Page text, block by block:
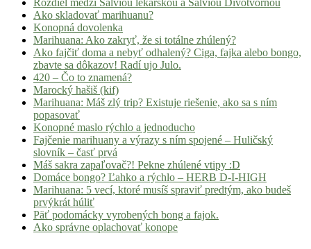
Ako skladovať marihuanu?
Konopná dovolenka
Marihuana: Ako zakryť, že si totálne zhúlený?
Ako fajčiť doma a nebyť odhalený? Ciga, fajka alebo bongo,
zbavte sa dôkazov! Radí ujo Julo.
420 – Čo to znamená?
Marocký hašiš (kif)
Marihuana: Máš zlý trip? Existuje riešenie, ako sa s ním
popasovať
Konopné maslo rýchlo a jednoducho
Fajčenie marihuany a výrazy s ním spojené – Huličský
slovník – časť prvá
Máš sakra zapaľovač?! Pekne zhúlené vtipy :D
Domáce bongo? Ľahko a rýchlo – HERB D-I-HIGH
Marihuana: 5 vecí, ktoré musíš spraviť predtým, ako budeš
prvýkrát húliť
Päť podomácky vyrobených bong a fajok.
Ako správne oplachovať konope